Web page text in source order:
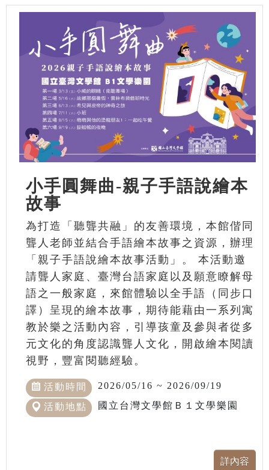
小手圓舞曲-親子手語說繪本
故事
為打造「聽聾共融」的友善環境，本館偕同
聾人老師並結合手語繪本故事之資源，辦理
「親子手語說繪本故事活動」。 本活動邀
請聾人家庭、臺灣台語家庭以及願意瞭解母
語之一般家庭，來館體驗以全手語（同步口
譯）呈現的繪本故事，期待能藉由一系列寓
教於樂之活動內容，引導孩童及參與者從多
元文化的角度認識聾人文化，開啟繪本閱讀
視野，豐富閱聽經驗。
活動時間 2026/05/16 ~ 2026/09/19
活動地點 國立台灣文學館Ｂ１文學樂園